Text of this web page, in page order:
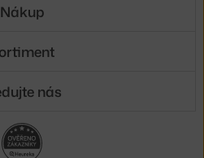
Nákup
nás